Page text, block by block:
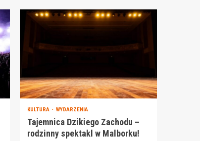
KULTURA WYDARZENIA
Tajemnica Dzikiego Zachodu –
rodzinny spektakl w Malborku!